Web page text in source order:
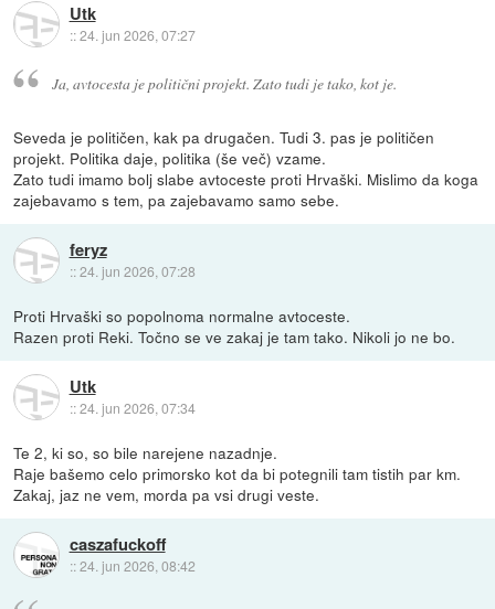
Utk
::24. jun 2026, 07:27
Ja, avtocesta je politični projekt. Zato tudi je tako, kot je.
Seveda je političen, kak pa drugačen. Tudi 3. pas je političen
projekt. Politika daje, politika (še več) vzame.
Zato tudi imamo bolj slabe avtoceste proti Hrvaški. Mislimo da koga
zajebavamo s tem, pa zajebavamo samo sebe.
feryz
::24. jun 2026, 07:28
Proti Hrvaški so popolnoma normalne avtoceste.
Razen proti Reki. Točno se ve zakaj je tam tako. Nikoli jo ne bo.
Utk
::24. jun 2026, 07:34
Te 2, ki so, so bile narejene nazadnje.
Raje bašemo celo primorsko kot da bi potegnili tam tistih par km.
Zakaj, jaz ne vem, morda pa vsi drugi veste.
caszafuckoff
::24. jun 2026, 08:42